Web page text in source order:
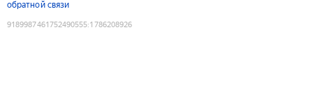
обратной связи
9189987461752490555:1786208926